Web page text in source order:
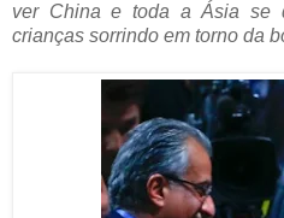
ver China e toda a Ásia se
crianças sorrindo em torno da